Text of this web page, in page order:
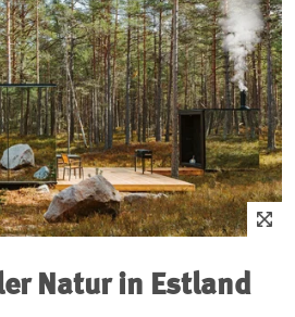
Natur in Estland